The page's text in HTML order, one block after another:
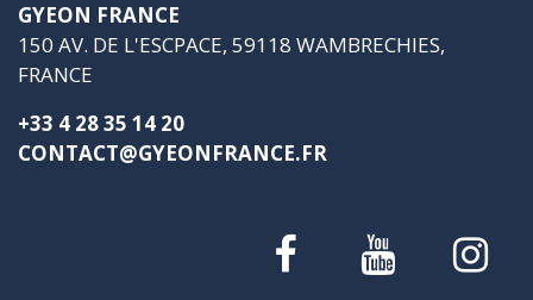
GYEON FRANCE
150 AV. DE L'ESCPACE, 59118 WAMBRECHIES,
FRANCE
+33 4 28 35 14 20
CONTACT@GYEONFRANCE.FR